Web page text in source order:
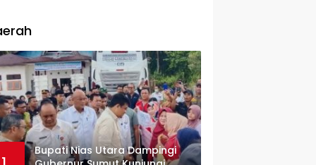
Bupati Nias Utara Dampingi